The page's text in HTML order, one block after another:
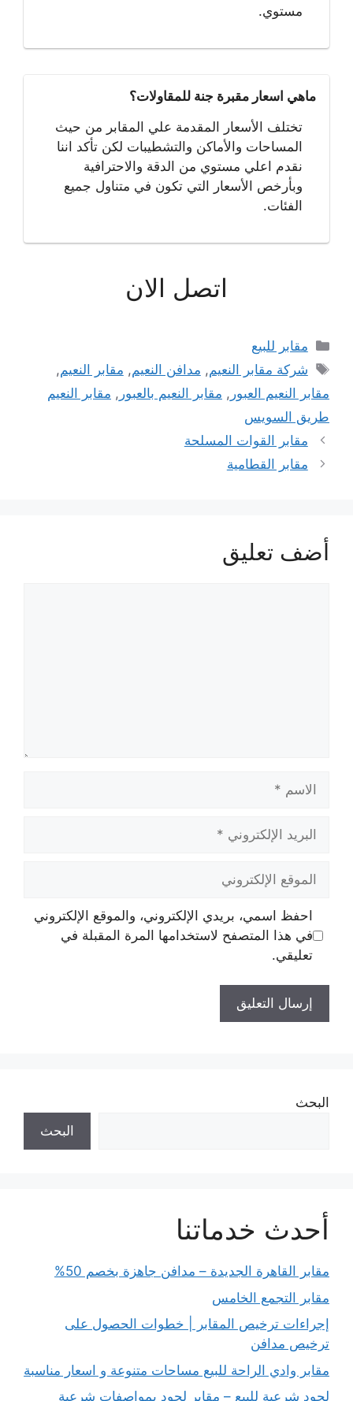
مستوي.
ماهي اسعار مقبرة جنة للمقاولات؟
تختلف الأسعار المقدمة علي المقابر من حيث
المساحات والأماكن والتشطيبات لكن تأكد اننا
نقدم اعلي مستوي من الدقة والاحترافية
وبأرخص الأسعار التي تكون في متناول جميع
الفئات.
اتصل الان
التصنيفات
مقابر للبيع
الوسوم
شركة مقابر النعيم, مدافن النعيم, مقابر النعيم,
مقابر النعيم العبور , مقابر النعيم بالعبور , مقابر النعيم
طريق السويس
مقابر القوات المسلحة
مقابر القطامية
أضف تعليق
الإلكتروني
الإلكتروني
احفظ اسمي، بريدي الإلكتروني، والموقع الإلكتروني
في هذا المتصفح لاستخدامها المرة المقبلة في
تعليقي.
البحث
البحث
أحدث خدماتنا
مقابر القاهرة الجديدة – مدافن جاهزة بخصم 50%
مقابر التجمع الخامس
إجراءات ترخيص المقابر | خطوات الحصول على
ترخيص مدافن
مقابر وادي الراحة للبيع مساحات متنوعة و اسعار مناسبة
لحود شرعية للبيع – مقابر لحود بمواصفات شرعية